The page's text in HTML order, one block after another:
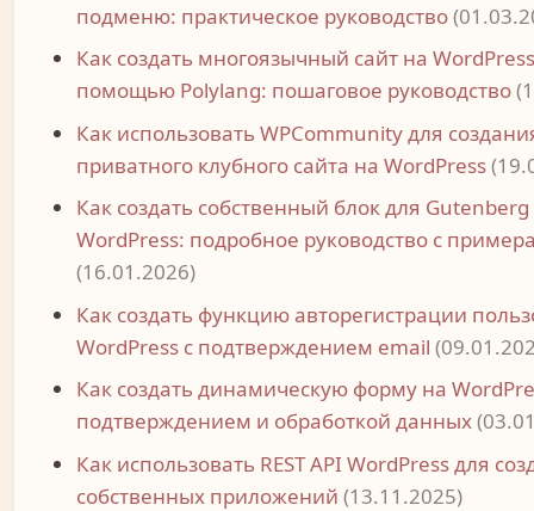
подменю: практическое руководство
Как создать многоязычный сайт на
помощью Polylang: пошаговое руководство
Как использовать WPCommunity для
приватного клубного сайта на WordPress
Как создать собственный блок для Gutenberg
WordPress: подробное руководство с
(16.01.2026)
Как создать функцию автoрегистрации
WordPress с подтверждением email
Как создать динамическую форму на
подтверждением и обработкой данных
Как использовать REST API WordPress для
собственных приложений (13.11.2025)